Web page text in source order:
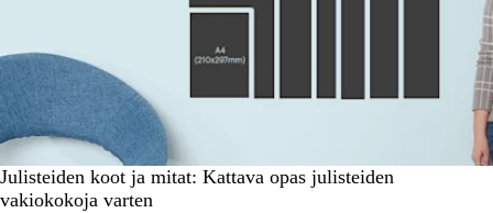
Julisteiden koot ja mitat: Kattava opas julisteiden
vakiokokoja varten